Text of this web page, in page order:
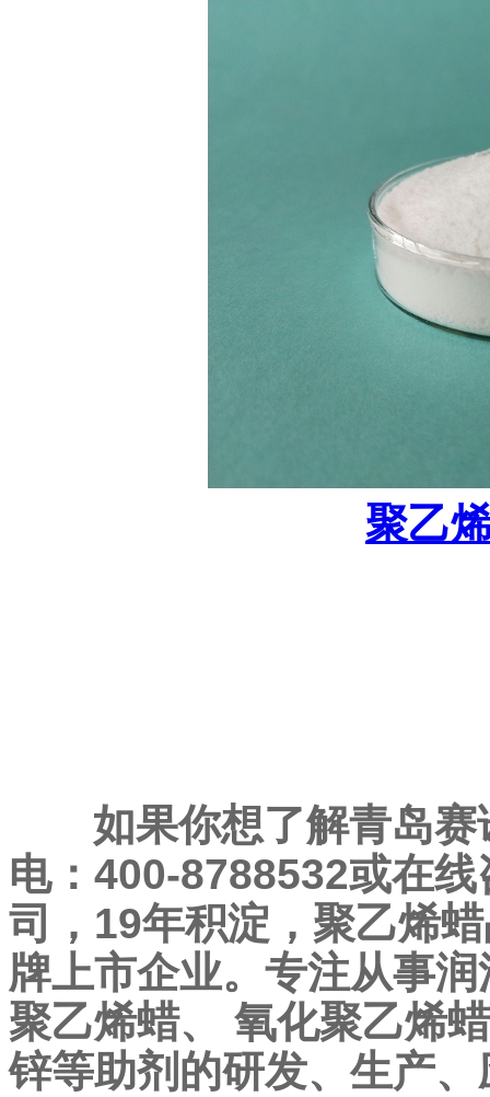
聚乙
如果你想了解青岛赛
电：400-8788532或在
司，19年积淀，聚乙烯
牌上市企业。专注从事
聚乙烯蜡、 氧化聚乙烯
锌等助剂的研发、生产